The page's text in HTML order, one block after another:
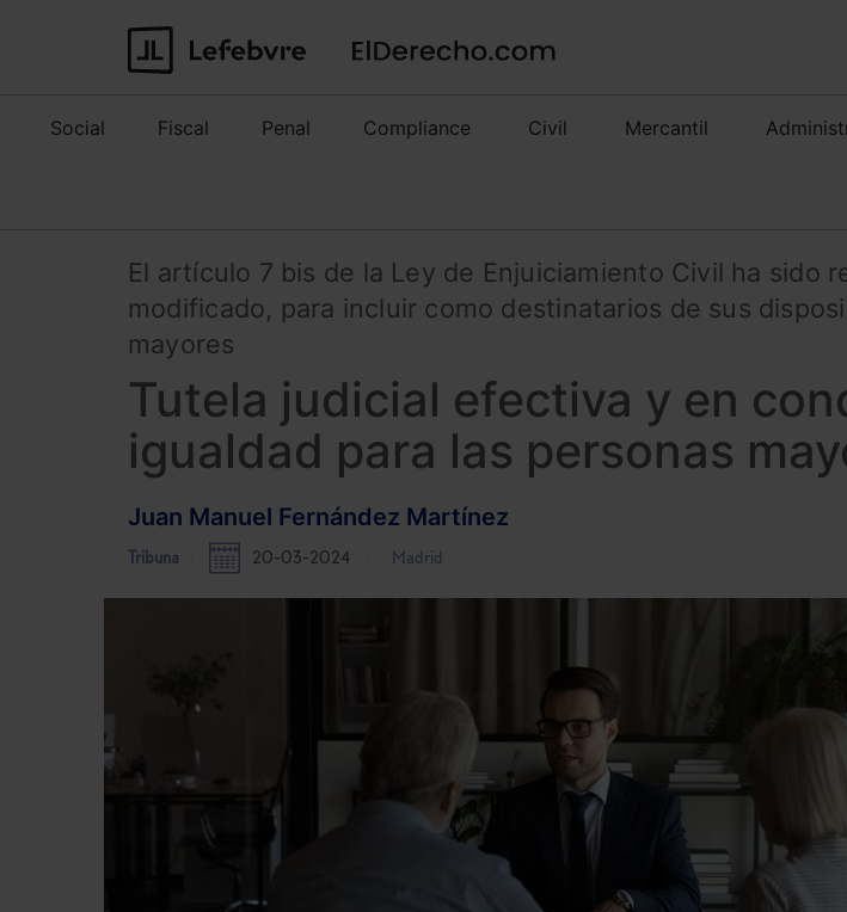
Social Fiscal Penal Compliance Civil Mercantil
El artículo 7 bis de la Ley de Enjuiciamiento Civil ha sido
modificado, para incluir como destinatarios de sus
mayores
Tutela judicial efectiva y en
igualdad para las personas
Juan Manuel Fernández Martínez
Tribuna 20-03-2024 Madrid